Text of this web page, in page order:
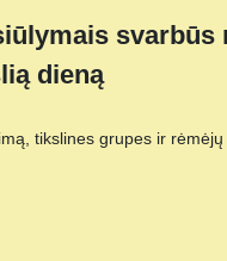
svarbūs
dieną
tikslines grupes ir rėmėjų